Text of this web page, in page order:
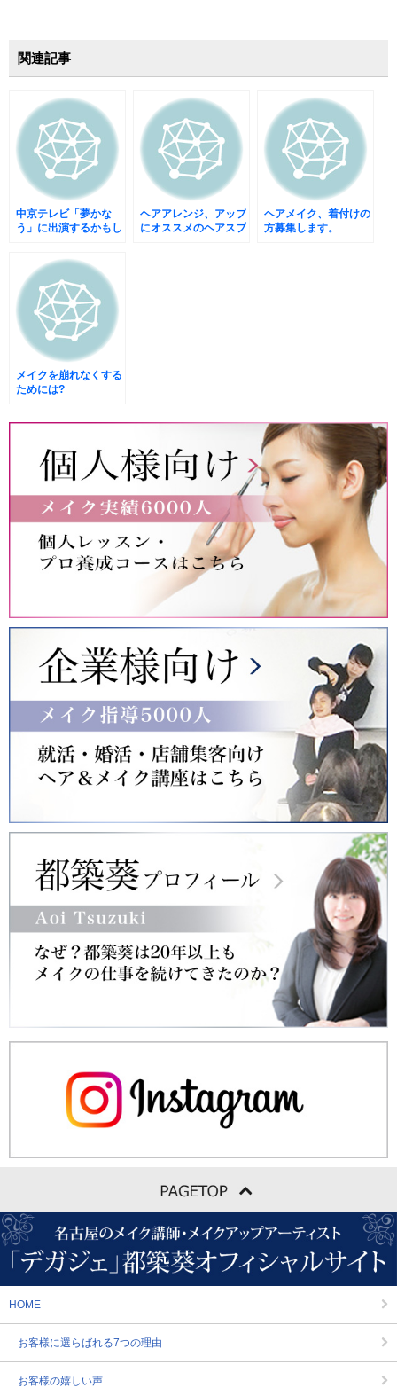
関連記事
中京テレビ「夢かな
う」に出演するかもし
ヘアアレンジ、アップ
にオススメのヘアスプ
ヘアメイク、着付けの
方募集します。
メイクを崩れなくする
ためには?
HOME
お客様に選らばれる7つの理由
お客様の嬉しい声